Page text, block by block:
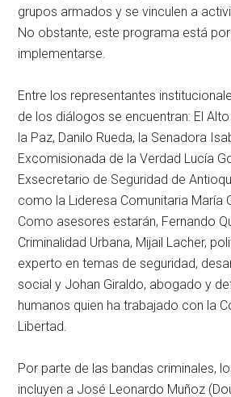
grupos armados y se vinculen a
No obstante, este programa está
implementarse.
Entre los representantes
de los diálogos se encuentran: El
la Paz, Danilo Rueda, la Senadora
Excomisionada de la Verdad Lucía
Exsecretario de Seguridad de
como la Lideresa Comunitaria María
Como asesores estarán, Fernando
Criminalidad Urbana, Mijail Lacher,
experto en temas de seguridad,
social y Johan Giraldo, abogado y
humanos quien ha trabajado con la
Libertad.
Por parte de las bandas criminales,
incluyen a José Leonardo Muñoz